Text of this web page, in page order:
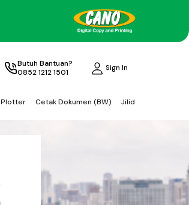
Butuh Bantuan?
0852 1212 1501
Sign In
Plotter Cetak Dokumen (BW) Jilid